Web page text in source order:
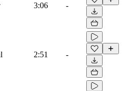
3:06 -
2:51 -